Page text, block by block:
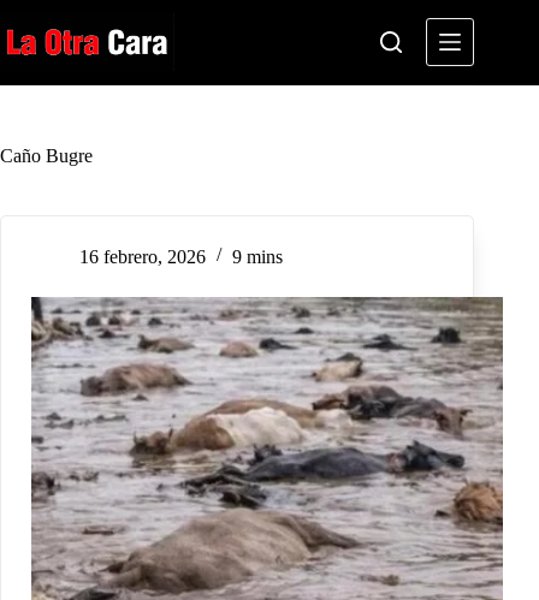
al
contenido
Caño Bugre
16 febrero, 2026 9 mins